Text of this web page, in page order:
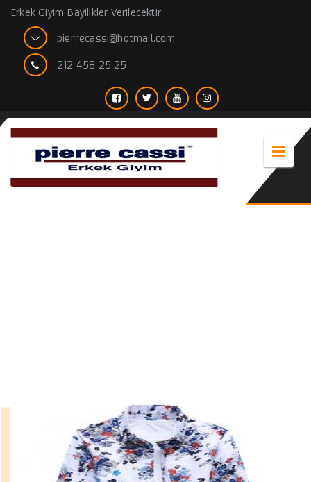
Erkek Giyim Bayilikler Verilecektir
pierrecassi@hotmail.com
212 458 25 25